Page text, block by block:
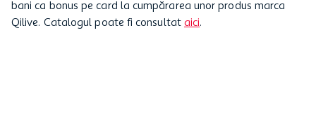
bani ca bonus pe card la cumpărarea unor produs marca
Qilive. Catalogul poate fi consultat aici.